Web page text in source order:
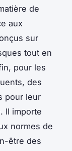
de
aux
sur
tout en
pour les
des
pour leur
Il importe
normes de
être des